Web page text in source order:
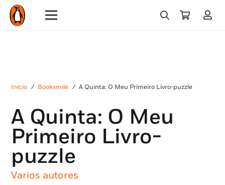
Início / Booksmile / A Quinta: O Meu Primeiro Livro-puzzle
A Quinta: O Meu
Primeiro Livro-
puzzle
Varios autores